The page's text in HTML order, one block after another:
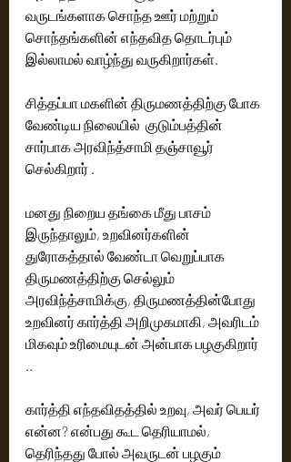
வருடங்களாக சொந்த ஊர் மற்றும்
சொந்தங்களின் எந்தவித தொடர்பும்
இல்லாமல் வாழ்ந்து வருகிறார்கள்.
சித்தப்பா மகளின் திருமணத்திற்கு போக
வேண்டிய நிலையில்  குடும்பத்தின்
சார்பாக அரவிந்த்சாமி தஞ்சாவூர்
செல்கிறார் .
மனது நிறைய தங்கை மீது பாசம்
இருந்தாலும், உறவினர்களின்
துரோகத்தால் வேண்டா வெறுப்பாக
திருமணத்திற்கு செல்லும்
அரவிந்த்சாமிக்கு, திருமணத்தின்போது
உறவினர் கார்த்தி அறிமுகமாகி, அவரிடம்
மிகவும் உரிமையுடன் அன்பாக பழகுகிறார்
கார்த்தி எந்தவிதத்தில் உறவு, அவர் பெயர்
என்ன? என்பது கூட தெரியாமல்,
தெரிந்தது போல் அவருடன் பழகும்